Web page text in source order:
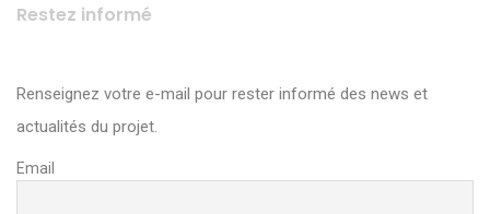
Restez informé
Renseignez votre e-mail pour rester informé des news et
actualités du projet.
Email